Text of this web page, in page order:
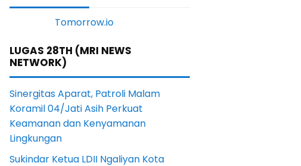
LUGAS 28TH (MRI NEWS
NETWORK)
Sinergitas Aparat, Patroli Malam
Koramil 04/Jati Asih Perkuat
Keamanan dan Kenyamanan
Lingkungan
Sukindar Ketua LDII Ngaliyan Kota